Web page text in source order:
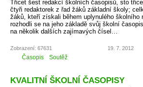
Třicet šest redakcí školních časopisů, sto
čtyři redaktorek z řad žáků základní školy;
žáků, kteří získali během uplynulého školního
rozhodli se na jeho základě svůj školní
na několik dalších zajímavých čísel…
Zobrazení: 67631 19. 7. 2012
Časopis Soutěž
KVALITNÍ ŠKOLNÍ ČASOPISY